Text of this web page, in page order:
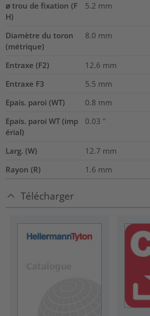
⌀ trou de fixation (F
H)
5.2 mm
Diamètre du toron
(métrique)
8.0 mm
Entraxe (F2) 12.6 mm
Entraxe F3
5.5 mm
Epais. paroi (WT)
0.8 mm
Epais. paroi WT (imp
érial)
0.03 "
Larg. (W) 12.7 mm
Rayon (R)
1.6 mm
Télécharger